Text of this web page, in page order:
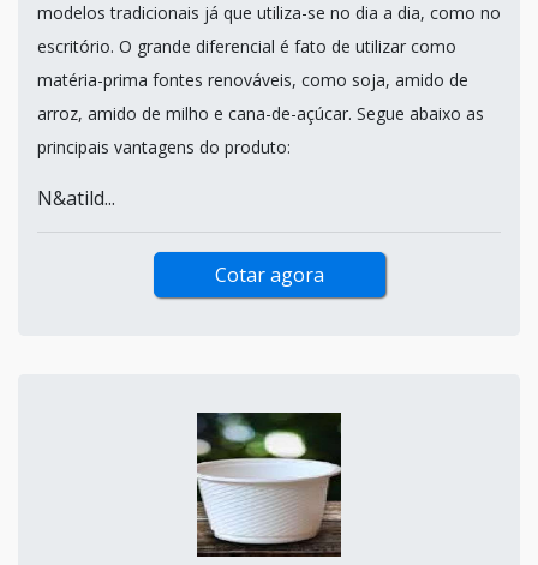
modelos tradicionais já que utiliza-se no dia a dia, como no
escritório. O grande diferencial é fato de utilizar como
matéria-prima fontes renováveis, como soja, amido de
arroz, amido de milho e cana-de-açúcar. Segue abaixo as
principais vantagens do produto:
N&atild...
Cotar agora